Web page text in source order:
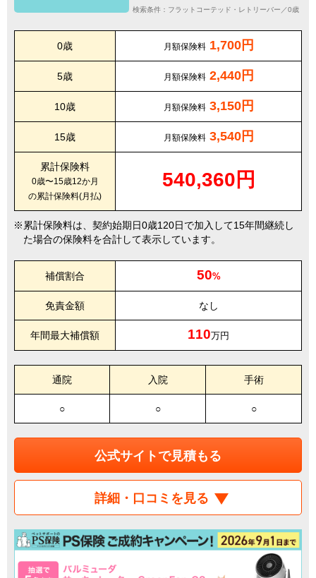
検索条件：フラットコーテッド・レトリーバー／0歳
0歳 月額保険料 1,700円
5歳 月額保険料 2,440円
10歳 月額保険料 3,150円
15歳 月額保険料 3,540円
累計保険料
0歳〜15歳12か月
の累計保険料(月払)
540,360円
累計保険料は、契約始期日0歳120日で加入して15年間継続し
た場合の保険料を合計して表示しています。
補償割合 50%
免責金額 なし
年間最大補償額 110万円
通院 入院 手術
○ ○ ○
公式サイトで見積もる
詳細・口コミを見る